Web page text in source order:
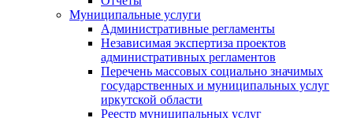
Муниципальные услуги
Административные регламенты
Независимая экспертиза проектов
административных регламентов
Перечень массовых социально значимых
государственных и муниципальных услуг
иркутской области
Реестр муниципальных услуг